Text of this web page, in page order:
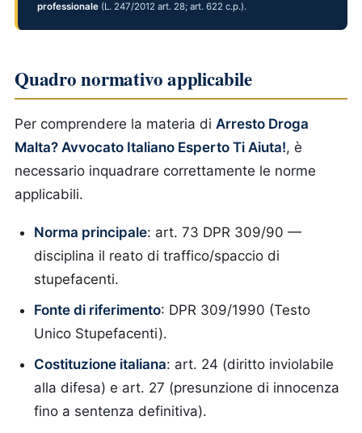
professionale (L. 247/2012 art. 28; art. 622 c.p.).
Quadro normativo applicabile
Per comprendere la materia di Arresto Droga
Malta? Avvocato Italiano Esperto Ti Aiuta!, è
necessario inquadrare correttamente le norme
applicabili.
Norma principale: art. 73 DPR 309/90 —
disciplina il reato di traffico/spaccio di
stupefacenti.
Fonte di riferimento: DPR 309/1990 (Testo
Unico Stupefacenti).
Costituzione italiana: art. 24 (diritto inviolabile
alla difesa) e art. 27 (presunzione di innocenza
fino a sentenza definitiva).